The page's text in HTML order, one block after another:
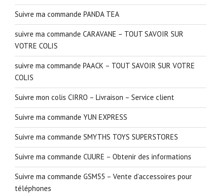
Suivre ma commande PANDA TEA
suivre ma commande CARAVANE – TOUT SAVOIR SUR
VOTRE COLIS
suivre ma commande PAACK – TOUT SAVOIR SUR VOTRE
COLIS
Suivre mon colis CIRRO – Livraison – Service client
Suivre ma commande YUN EXPRESS
Suivre ma commande SMYTHS TOYS SUPERSTORES
Suivre ma commande CUURE – Obtenir des informations
Suivre ma commande GSM55 – Vente d’accessoires pour
téléphones